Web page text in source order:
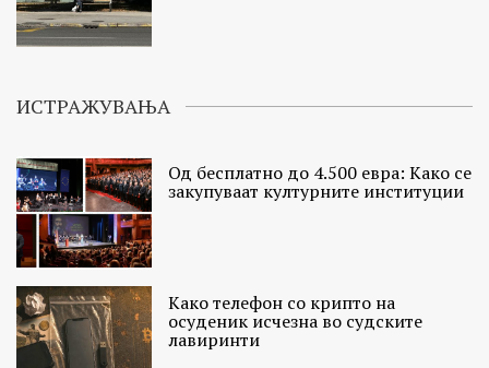
ИСТРАЖУВАЊА
Од бесплатно до 4.500 евра: Како се
закупуваат културните институции
Како телефон со крипто на
осуденик исчезна во судските
лавиринти